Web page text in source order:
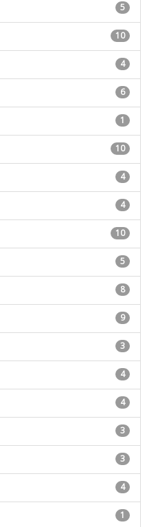
5
10
4
6
1
10
4
4
10
5
8
9
3
4
4
3
3
4
1